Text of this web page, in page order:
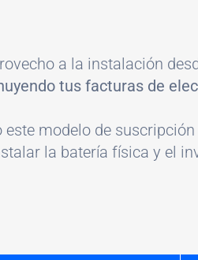
a la instalación
tus facturas de
modelo de
la batería física y el